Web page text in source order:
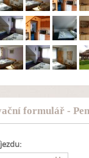
formulář -